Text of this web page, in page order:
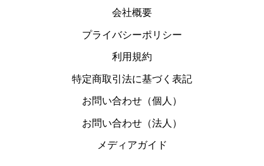
会社概要
プライバシーポリシー
利用規約
特定商取引法に基づく表記
お問い合わせ（個人）
お問い合わせ（法人）
メディアガイド